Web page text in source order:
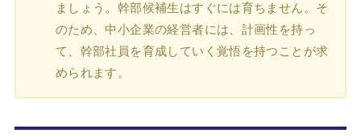
ましょう。幹部候補生はすぐには育ちません。そ
のため、中小企業の経営者には、計画性を持っ
て、幹部社員を育成していく覚悟を持つことが求
められます。